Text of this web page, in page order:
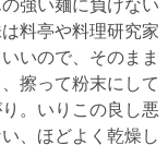
料亭や料理研究家
いので、そのまま
擦って粉末にして
。いりこの良し悪
、ほどよく乾燥し